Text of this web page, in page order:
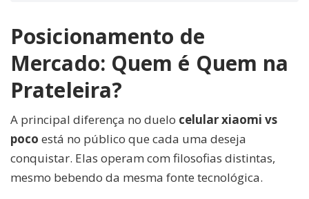
Posicionamento de
Mercado: Quem é Quem na
Prateleira?
A principal diferença no duelo celular xiaomi vs
poco está no público que cada uma deseja
conquistar. Elas operam com filosofias distintas,
mesmo bebendo da mesma fonte tecnológica.